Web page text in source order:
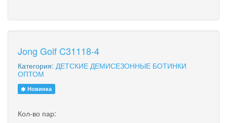
Jong Golf C31118-4
Категория: ДЕТСКИЕ ДЕМИСЕЗОННЫЕ БОТИНКИ
ОПТОМ
Новинка
Кол-во пар: